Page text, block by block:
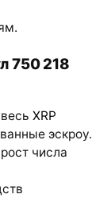
750 218
XRP
эскроу.
числа